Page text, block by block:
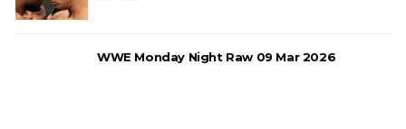
WWE Monday Night Raw 09 Mar 2026